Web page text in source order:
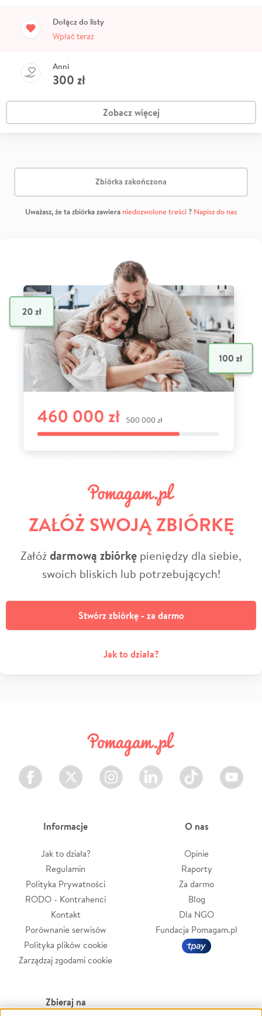
Dołącz do listy
Wpłać teraz
Anni
300 zł
Zobacz więcej
Zbiórka zakończona
Uważasz, że ta zbiórka zawiera niedozwolone treści? Napisz do nas
ZAŁÓŻ SWOJĄ ZBIÓRKĘ
Załóżdarmową zbiórkę pieniędzy dla siebie,
swoich bliskich lub potrzebujących!
Stwórz zbiórkę - za darmo
Jak to działa?
Facebook Twitter Instagram LinkedIn TikTok Youtube
Informacje
Jak to działa?
Regulamin
Polityka Prywatności
RODO - Kontrahenci
Kontakt
Porównanie serwisów
Polityka plików cookie
Zarządzaj zgodami cookie
O nas
Opinie
Raporty
Za darmo
Blog
Dla NGO
Fundacja Pomagam.pl
Zbieraj na